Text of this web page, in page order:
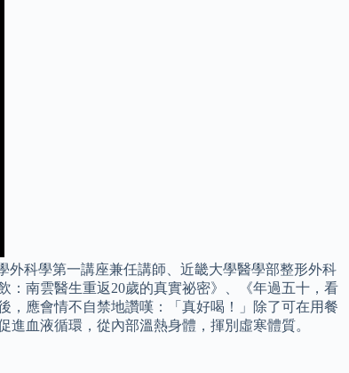
科學第一講座兼任講師、近畿大學醫學部整形外科
：南雲醫生重返20歲的真實祕密》、《年過五十，看
，應會情不自禁地讚嘆：「真好喝！」除了可在用餐
血液循環，從內部溫熱身體，揮別虛寒體質。